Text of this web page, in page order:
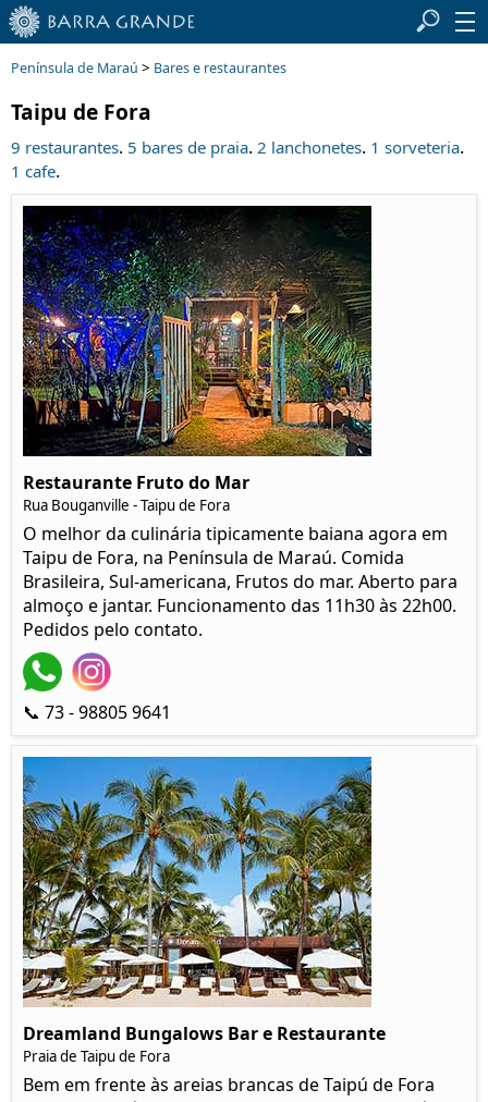
Península de Maraú > Bares e restaurantes
Taipu de Fora
9 restaurantes. 5 bares de praia. 2 lanchonetes. 1 sorveteria.
1 cafe.
Restaurante Fruto do Mar
Rua Bouganville - Taipu de Fora
O melhor da culinária tipicamente baiana agora em
Taipu de Fora, na Península de Maraú. Comida
Brasileira, Sul-americana, Frutos do mar. Aberto para
almoço e jantar. Funcionamento das 11h30 às 22h00.
Pedidos pelo contato.
📞 73 - 98805 9641
Dreamland Bungalows Bar e Restaurante
Praia de Taipu de Fora
Bem em frente às areias brancas de Taipú de Fora